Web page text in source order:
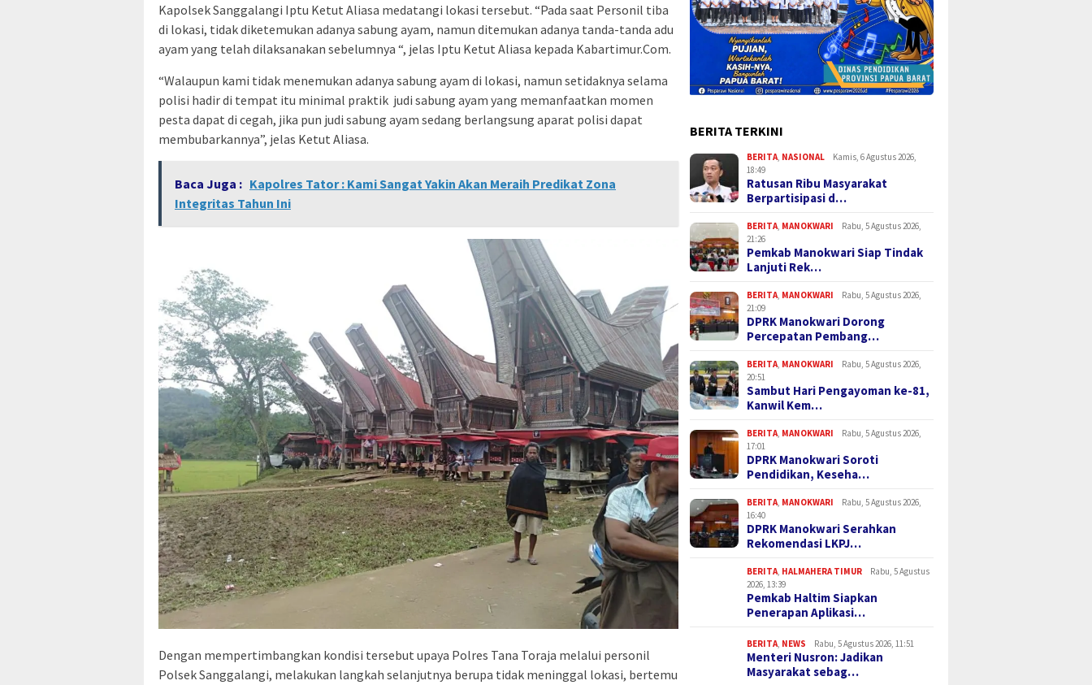
Kapolsek Sanggalangi Iptu Ketut Aliasa medatangi lokasi tersebut. “Pada saat Personil tiba
di lokasi, tidak diketemukan adanya sabung ayam, namun ditemukan adanya tanda-tanda adu
ayam yang telah dilaksanakan sebelumnya “, jelas Iptu Ketut Aliasa kepada Kabartimur.Com.
“Walaupun kami tidak menemukan adanya sabung ayam di lokasi, namun setidaknya selama
polisi hadir di tempat itu minimal praktik judi sabung ayam yang memanfaatkan momen
pesta dapat di cegah, jika pun judi sabung ayam sedang berlangsung aparat polisi dapat
membubarkannya”, jelas Ketut Aliasa.
Baca Juga : Kapolres Tator : Kami Sangat Yakin Akan Meraih Predikat Zona
Integritas Tahun Ini
Dengan mempertimbangkan kondisi tersebut upaya Polres Tana Toraja melalui personil
Polsek Sanggalangi, melakukan langkah selanjutnya berupa tidak meninggal lokasi, bertemu
BERITA TERKINI
BERITA NASIONAL
Kamis, 6 Agustus 2026,
18:49
Ratusan Ribu Masyarakat
Berpartisipasi d…
BERITA MANOKWARI
Rabu, 5 Agustus 2026,
21:26
Pemkab Manokwari Siap Tindak
Lanjuti Rek…
BERITA MANOKWARI
Rabu, 5 Agustus 2026,
21:09
DPRK Manokwari Dorong
Percepatan Pembang…
BERITA MANOKWARI
Rabu, 5 Agustus 2026,
20:51
Sambut Hari Pengayoman ke-81,
Kanwil Kem…
BERITA MANOKWARI
Rabu, 5 Agustus 2026,
17:01
DPRK Manokwari Soroti
Pendidikan, Keseha…
BERITA MANOKWARI
Rabu, 5 Agustus 2026,
16:40
DPRK Manokwari Serahkan
Rekomendasi LKPJ…
BERITA HALMAHERA TIMUR
Rabu, 5 Agustus
2026, 13:39
Pemkab Haltim Siapkan
Penerapan Aplikasi…
BERITA NEWS Rabu, 5 Agustus 2026, 11:51
Menteri Nusron: Jadikan
Masyarakat sebag…